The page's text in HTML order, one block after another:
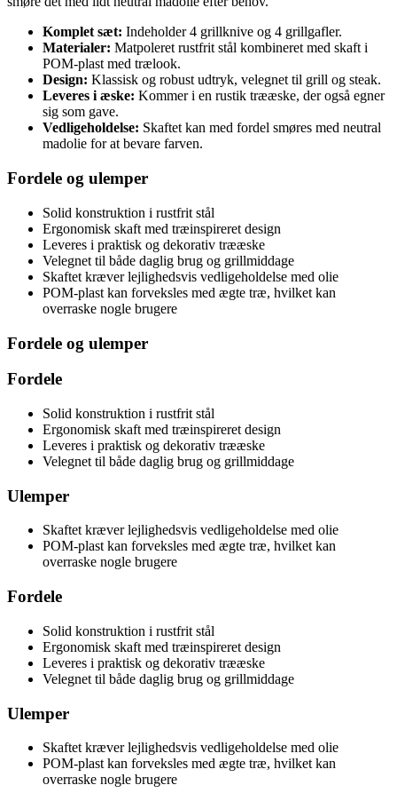
Komplet sæt: Indeholder 4 grillknive og 4 grillgafler.
Materialer: Matpoleret rustfrit stål kombineret med skaft i
POM-plast med trælook.
Design: Klassisk og robust udtryk, velegnet til grill og steak.
Leveres i æske: Kommer i en rustik trææske, der også egner
sig som gave.
Vedligeholdelse: Skaftet kan med fordel smøres med neutral
madolie for at bevare farven.
Fordele og ulemper
Solid konstruktion i rustfrit stål
Ergonomisk skaft med træinspireret design
Leveres i praktisk og dekorativ trææske
Velegnet til både daglig brug og grillmiddage
Skaftet kræver lejlighedsvis vedligeholdelse med olie
POM-plast kan forveksles med ægte træ, hvilket kan
overraske nogle brugere
Fordele og ulemper
Fordele
Solid konstruktion i rustfrit stål
Ergonomisk skaft med træinspireret design
Leveres i praktisk og dekorativ trææske
Velegnet til både daglig brug og grillmiddage
Ulemper
Skaftet kræver lejlighedsvis vedligeholdelse med olie
POM-plast kan forveksles med ægte træ, hvilket kan
overraske nogle brugere
Fordele
Solid konstruktion i rustfrit stål
Ergonomisk skaft med træinspireret design
Leveres i praktisk og dekorativ trææske
Velegnet til både daglig brug og grillmiddage
Ulemper
Skaftet kræver lejlighedsvis vedligeholdelse med olie
POM-plast kan forveksles med ægte træ, hvilket kan
overraske nogle brugere